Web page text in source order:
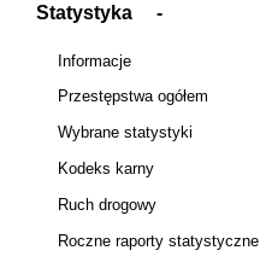
Statystyka
Informacje
Przestępstwa ogółem
Wybrane statystyki
Kodeks karny
Ruch drogowy
Roczne raporty statystyczne